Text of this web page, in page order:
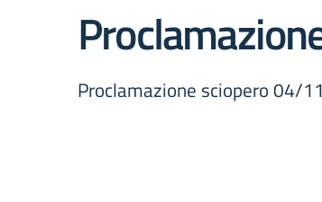
Proclamazione sciopero 04/